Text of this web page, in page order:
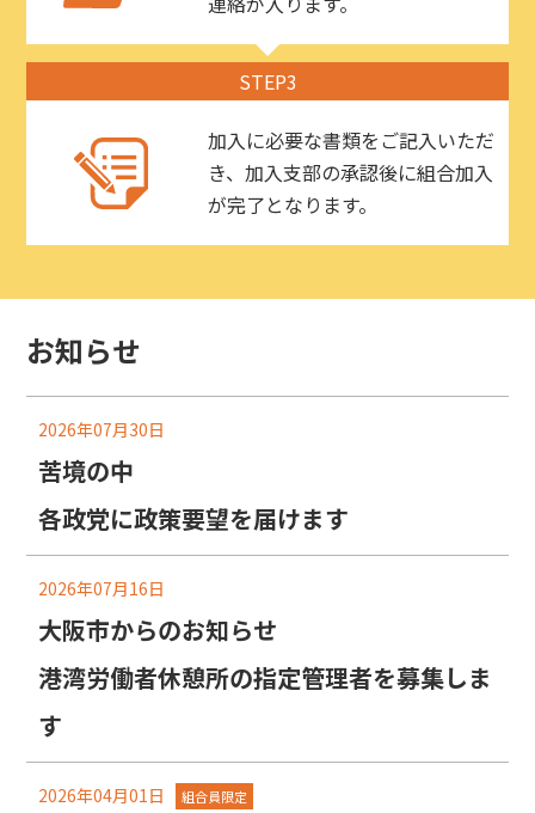
STEP3
加入に必要な書類をご記入いただ
き、加入支部の承認後に組合加入
が完了となります。
お知らせ
2026年07月30日
苦境の中
各政党に政策要望を届けます
2026年07月16日
大阪市からのお知らせ
港湾労働者休憩所の指定管理者を募集しま
す
2026年04月01日 組合員限定